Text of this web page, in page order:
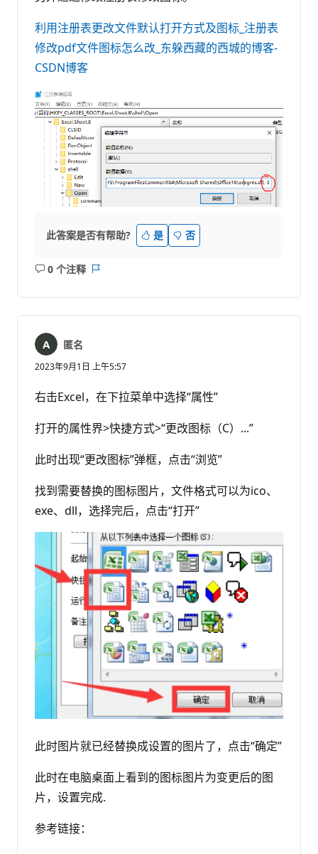
利用注册表更改文件默认打开方式及图标_注册表
修改pdf文件图标怎么改_东躲西藏的西城的博客-
CSDN博客
此答案是否有帮助? 是 否
0 个注释
无
匿名
2023年9月1日 上午5:57
右击Excel，在下拉菜单中选择“属性”
打开的属性界>快捷方式>“更改图标（C）...”
此时出现“更改图标”弹框，点击“浏览”
找到需要替换的图标图片，文件格式可以为ico、
exe、dll，选择完后，点击“打开”
此时图片就已经替换成设置的图片了，点击“确定”
此时在电脑桌面上看到的图标图片为变更后的图
片，设置完成.
参考链接：